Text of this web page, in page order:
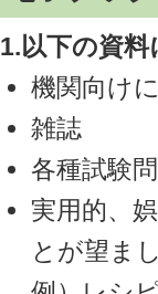
1.以下の資
機関向け
雑誌
各種試験
実用的、
とが望ま